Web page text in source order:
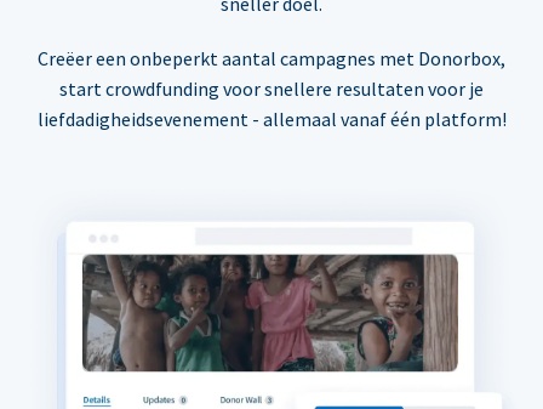
Creëer een onbeperkt aantal campagnes met Donorbox,
start crowdfunding voor snellere resultaten voor je
liefdadigheidsevenement - allemaal vanaf één platform!